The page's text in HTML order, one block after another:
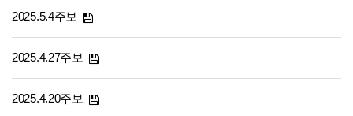
2025.5.4주보
2025.4.27주보
2025.4.20주보